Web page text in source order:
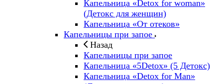
Капельница «Detox for woman»
(Детокс для женщин)
Капельница «От отеков»
Капельницы при запое
Назад
Капельницы при запое
Капельница «5Detox» (5 Детокс)
Капельница «Detox for Man»